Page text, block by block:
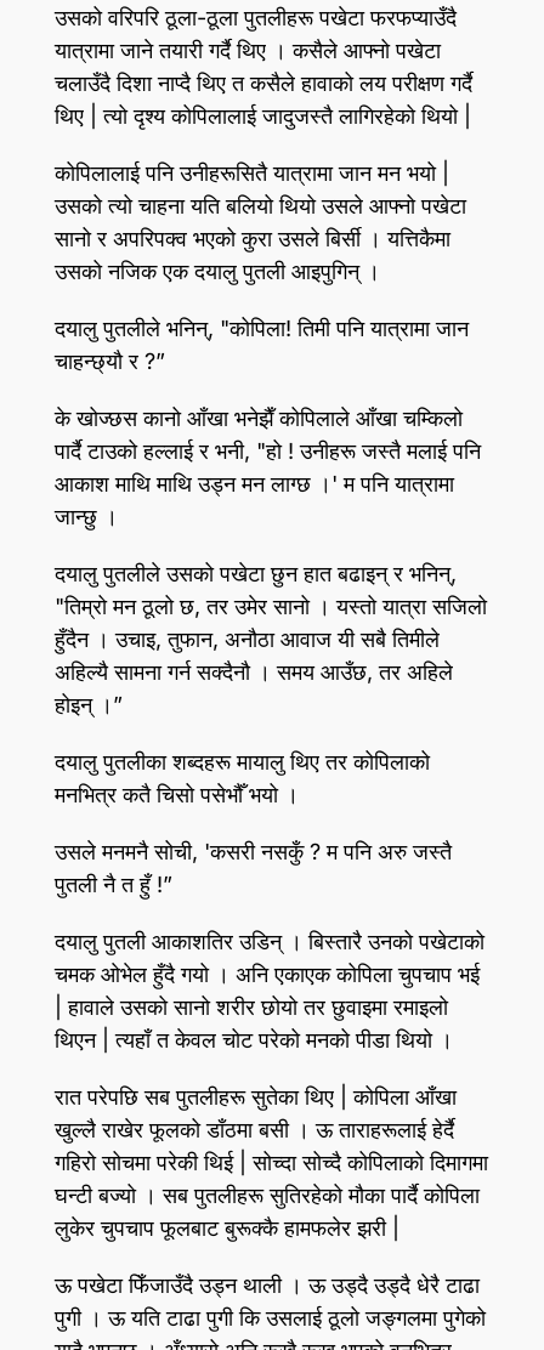
उसको वरिपरि ठूला-ठूला पुतलीहरू पखेटा फरफप्याउँदै
यात्रामा जाने तयारी गर्दै थिए । कसैले आफ्नो पखेटा
चलाउँदै दिशा नाप्दै थिए त कसैले हावाको लय परीक्षण गर्दै
थिए | त्यो दृश्य कोपिलालाई जादुजस्तै लागिरहेको थियो |
कोपिलालाई पनि उनीहरूसितै यात्रामा जान मन भयो |
उसको त्यो चाहना यति बलियो थियो उसले आफ्नो पखेटा
सानो र अपरिपक्व भएको कुरा उसले बिर्सी । यत्तिकैमा
उसको नजिक एक दयालु पुतली आइपुगिन्‌ ।
दयालु पुतलीले भनिन्‌, "कोपिला! तिमी पनि यात्रामा जान
चाहन्छ्यौ र ?”
के खोज्छस कानो आँखा भनेझैँ कोपिलाले आँखा चम्किलो
पार्दै टाउको हल्लाई र भनी, "हो ! उनीहरू जस्तै मलाई पनि
आकाश माथि माथि उड्न मन लाग्छ ।' म पनि यात्रामा
जान्छु ।
दयालु पुतलीले उसको पखेटा छुन हात बढाइन्‌ र भनिन्‌,
"तिम्रो मन ठूलो छ, तर उमेर सानो । यस्तो यात्रा सजिलो
हुँदैन । उचाइ, तुफान, अनौठा आवाज यी सबै तिमीले
अहिल्यै सामना गर्न सक्दैनौ । समय आउँछ, तर अहिले
होइन्‌ ।”
दयालु पुतलीका शब्दहरू मायालु थिए तर कोपिलाको
मनभित्र कतै चिसो पसेभौँ भयो ।
उसले मनमनै सोची, 'कसरी नसकुँ ? म पनि अरु जस्तै
पुतली नै त हुँ !”
दयालु पुतली आकाशतिर उडिन्‌ । बिस्तारै उनको पखेटाको
चमक ओभेल हुँदै गयो । अनि एकाएक कोपिला चुपचाप भई
| हावाले उसको सानो शरीर छोयो तर छुवाइमा रमाइलो
थिएन | त्यहाँ त केवल चोट परेको मनको पीडा थियो ।
रात परेपछि सब पुतलीहरू सुतेका थिए | कोपिला आँखा
खुल्लै राखेर फूलको डाँठमा बसी । ऊ ताराहरूलाई हेर्दै
गहिरो सोचमा परेकी थिई | सोच्दा सोच्दै कोपिलाको दिमागमा
घन्टी बज्यो । सब पुतलीहरू सुतिरहेको मौका पार्दै कोपिला
लुकेर चुपचाप फूलबाट बुरूक्कै हामफलेर झरी |
ऊ पखेटा फिँजाउँदै उड्न थाली । ऊ उड्दै उड्दै धेरै टाढा
पुगी । ऊ यति टाढा पुगी कि उसलाई ठूलो जङ्गलमा पुगेको